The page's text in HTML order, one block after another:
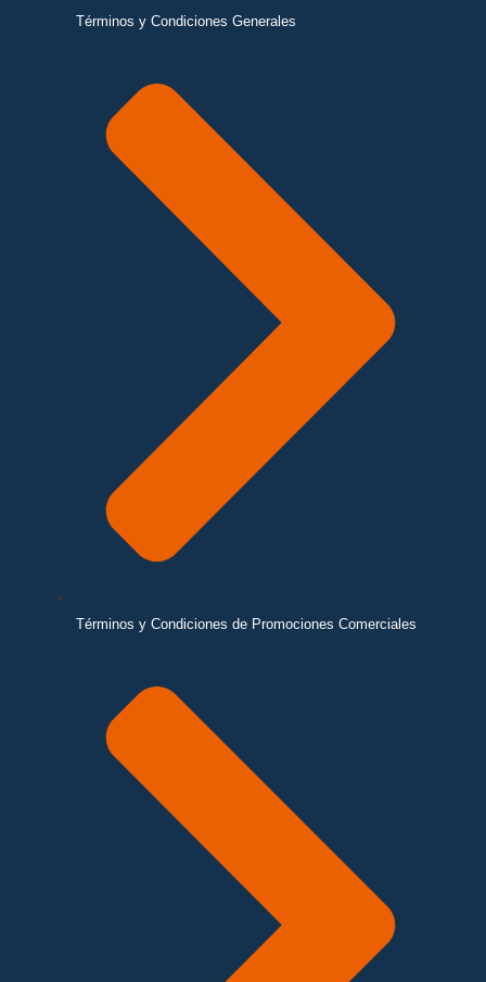
Términos y Condiciones Generales
Términos y Condiciones de Promociones Comerciales